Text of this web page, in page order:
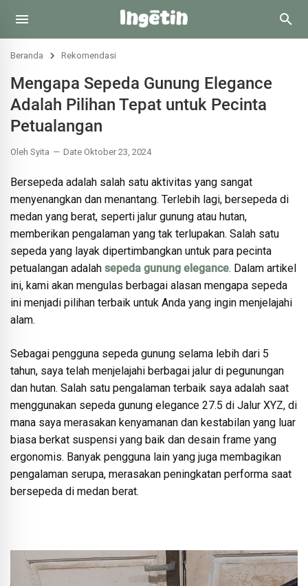
Beranda Rekomendasi
Mengapa Sepeda Gunung Elegance
Adalah Pilihan Tepat untuk Pecinta
Petualangan
Oleh Syita Date Oktober 23, 2024
Bersepeda adalah salah satu aktivitas yang sangat
menyenangkan dan menantang. Terlebih lagi, bersepeda di
medan yang berat, seperti jalur gunung atau hutan,
memberikan pengalaman yang tak terlupakan. Salah satu
sepeda yang layak dipertimbangkan untuk para pecinta
petualangan adalah sepeda gunung elegance. Dalam artikel
ini, kami akan mengulas berbagai alasan mengapa sepeda
ini menjadi pilihan terbaik untuk Anda yang ingin menjelajahi
alam.
Sebagai pengguna sepeda gunung selama lebih dari 5
tahun, saya telah menjelajahi berbagai jalur di pegunungan
dan hutan. Salah satu pengalaman terbaik saya adalah saat
menggunakan sepeda gunung elegance 27.5 di Jalur XYZ, di
mana saya merasakan kenyamanan dan kestabilan yang luar
biasa berkat suspensi yang baik dan desain frame yang
ergonomis. Banyak pengguna lain yang juga membagikan
pengalaman serupa, merasakan peningkatan performa saat
bersepeda di medan berat.